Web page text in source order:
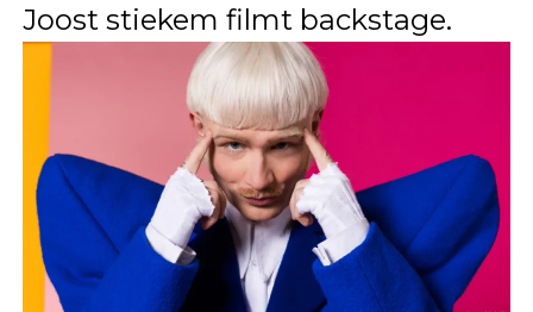
Joost stiekem filmt backstage.